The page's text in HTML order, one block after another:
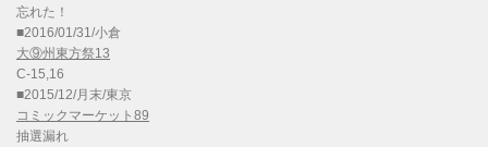
忘れた！
■2016/01/31/小倉
大⑨州東方祭13
C-15,16
■2015/12/月末/東京
コミックマーケット89
抽選漏れ